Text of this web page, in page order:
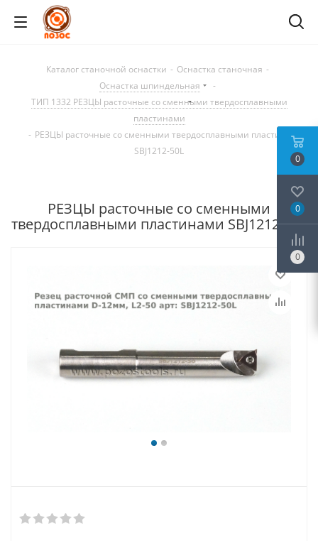
Каталог станочной оснастки - Оснастка станочная -
Оснастка шпиндельная
-
ТИП 1332 РЕЗЦЫ расточные со сменными твердосплавными
пластинами
- РЕЗЦЫ расточные со сменными твердосплавными пластинами
SBJ1212-50L
РЕЗЦЫ расточные со сменными
твердосплавными пластинами SBJ1212-50L
0
0
0